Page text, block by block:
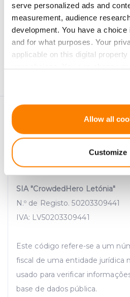
serve personalized ads and
measurement, audience
development. You have a
and for what purposes. Your
applicable on this digital
If you allow, we would also like
Identify your device by
Find out more about how your
and set your preferences in the
traffic data, display customized
Allow all
Customize
Os dados pessoais serão
SIA "CrowdedHero Letónia"
N.º de Registo. 50203309441
IVA: LV50203309441
Este código refere-se a um
fiscal de uma entidade jurídica
usado para verificar
base de dados pública.